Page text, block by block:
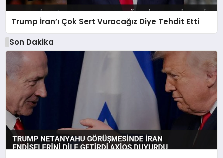
Trump İran’ı Çok Sert Vuracağız Diye Tehdit Etti
Son Dakika